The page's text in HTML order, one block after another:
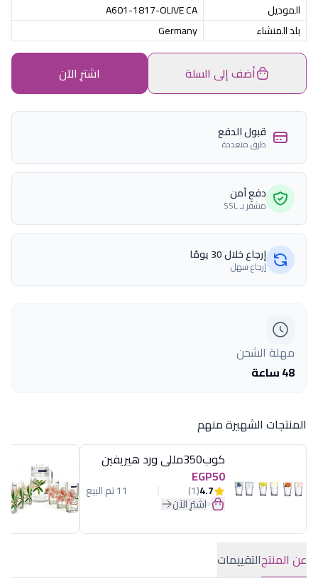
الموديل
A601-1817-OLIVE CA
بلد المنشاء
Germany
أضف إلى السلة اشترِ الآن
قبول الدفع
طرق متعددة
دفع آمن
مشفّر بـ SSL
إرجاع خلال 30 يومًا
إرجاع سهل
مهلة الشحن
48 ساعة
المنتجات الشهيرة منهم
كوب350مللى ورد هيريفين
EGP50
4.7
(1) 11 تم البيع
اشترِ الآن
عن المنتجالتقييمات